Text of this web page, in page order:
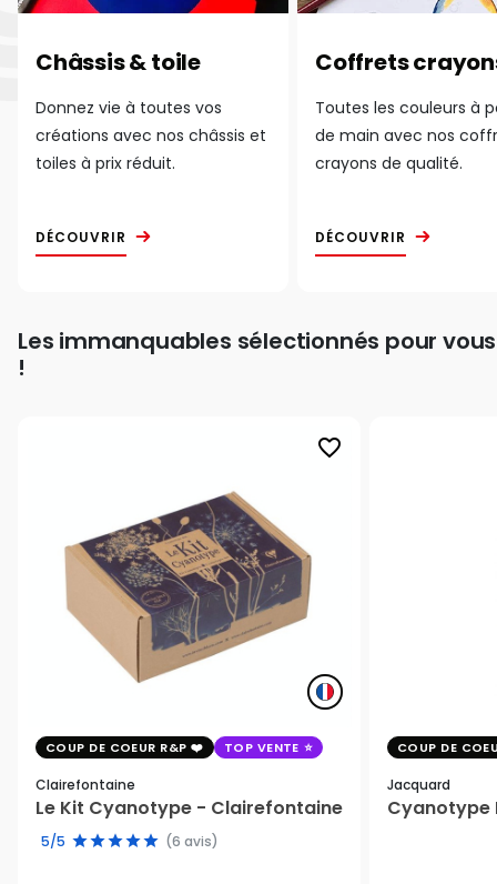
Châssis & toile
Donnez vie à toutes vos
créations avec nos châssis et
toiles à prix réduit.
DÉCOUVRIR
Coffrets
Toutes les couleurs à
de main avec nos
crayons de qualité.
DÉCOUVRIR
Les immanquables sélectionnés pour vous
!
favorite_border
COUP DE COEUR R&P TOP VENTE
Clairefontaine
Le Kit Cyanotype - Clairefontaine
5/5 (6 avis)
COUP DE
Jacquard
Cyanotype